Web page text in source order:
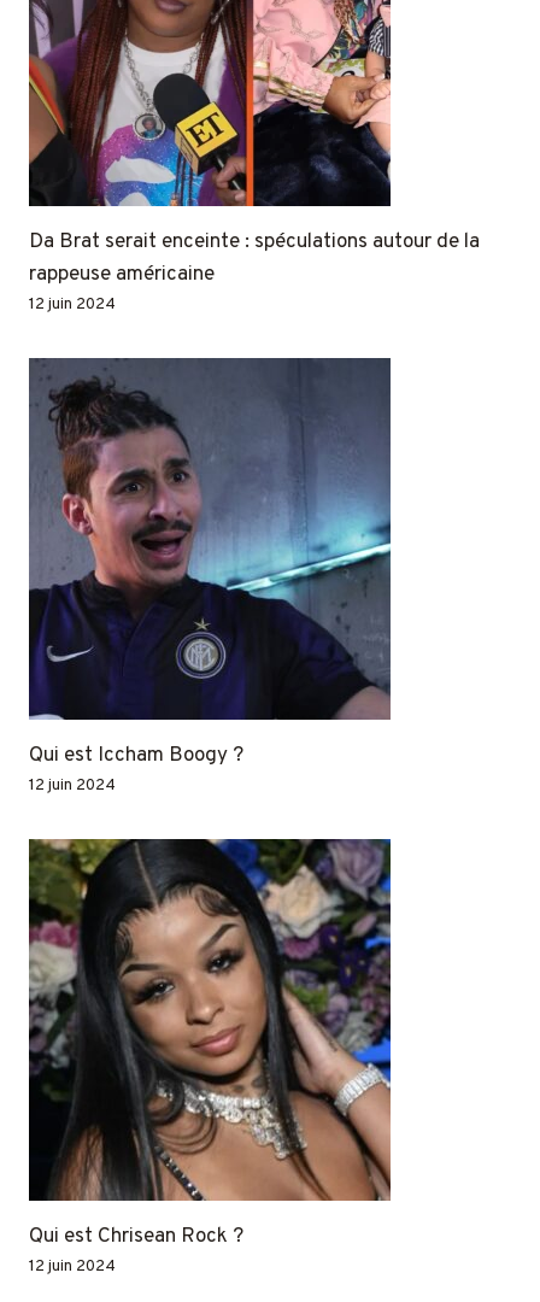
Da Brat serait enceinte : spéculations autour de la
rappeuse américaine
12 juin 2024
Qui est Iccham Boogy ?
12 juin 2024
Qui est Chrisean Rock ?
12 juin 2024